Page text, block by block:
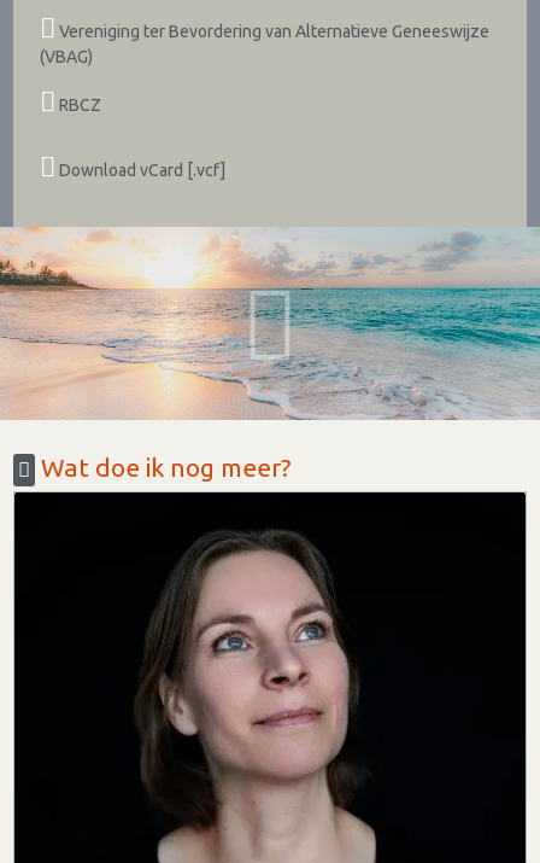
Vereniging ter Bevordering van Alternatieve Geneeswijze
(VBAG)
RBCZ
Download vCard [.vcf]
Wat doe ik nog meer?